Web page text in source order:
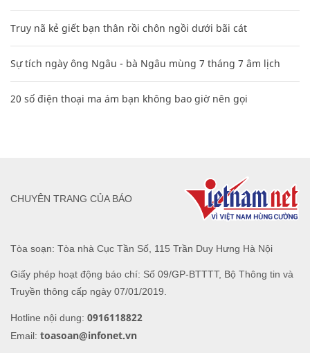
Truy nã kẻ giết bạn thân rồi chôn ngồi dưới bãi cát
Sự tích ngày ông Ngâu - bà Ngâu mùng 7 tháng 7 âm lịch
20 số điện thoại ma ám bạn không bao giờ nên gọi
Tòa soạn: Tòa nhà Cục Tần Số, 115 Trần Duy Hưng Hà Nội
Giấy phép hoạt động báo chí: Số 09/GP-BTTTT, Bộ Thông tin và
Truyền thông cấp ngày 07/01/2019.
Hotline nội dung: 0916118822
Email: toasoan@infonet.vn
CHUYÊN TRANG CỦA BÁO